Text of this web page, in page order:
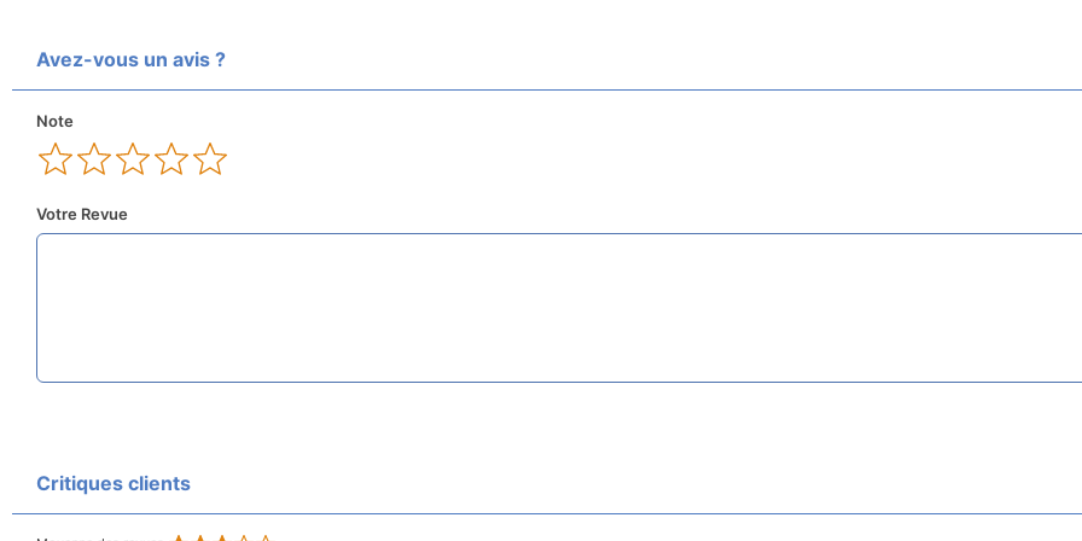
Avez-vous un avis ?
Note
Votre Revue
Critiques clients